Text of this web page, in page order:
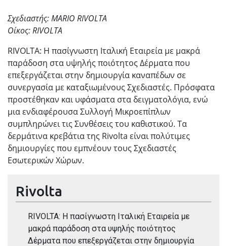
Σχεδιαστής: MARIO RIVOLTA
Οίκος: RIVOLTA
RIVOLTA: Η πασίγνωστη Ιταλική Εταιρεία με μακρά
παράδοση στα υψηλής ποιότητος Δέρματα που
επεξεργάζεται στην δημιουργία καναπέδων σε
συνεργασία με καταξιωμένους Σχεδιαστές. Πρόσφατα
προστέθηκαν και υφάσματα στα δειγματολόγια, ενώ
μια ενδιαφέρουσα Συλλογή Μικροεπίπλων
συμπληρώνει τις Συνθέσεις του καθιστικού. Τα
δερμάτινα κρεβάτια της Rivolta είναι πολύτιμες
δημιουργίες που εμπνέουν τους Σχεδιαστές
Εσωτερικών Χώρων.
Rivolta
RIVOLTA: Η πασίγνωστη Ιταλική Εταιρεία με
μακρά παράδοση στα υψηλής ποιότητος
Δέρματα που επεξεργάζεται στην δημιουργία